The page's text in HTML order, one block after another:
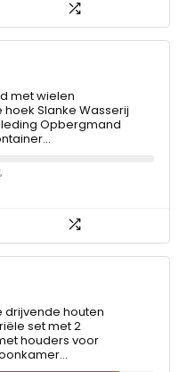
met wielen
Slanke Wasserij
Opbergmand
drijvende houten
set met 2
houders voor